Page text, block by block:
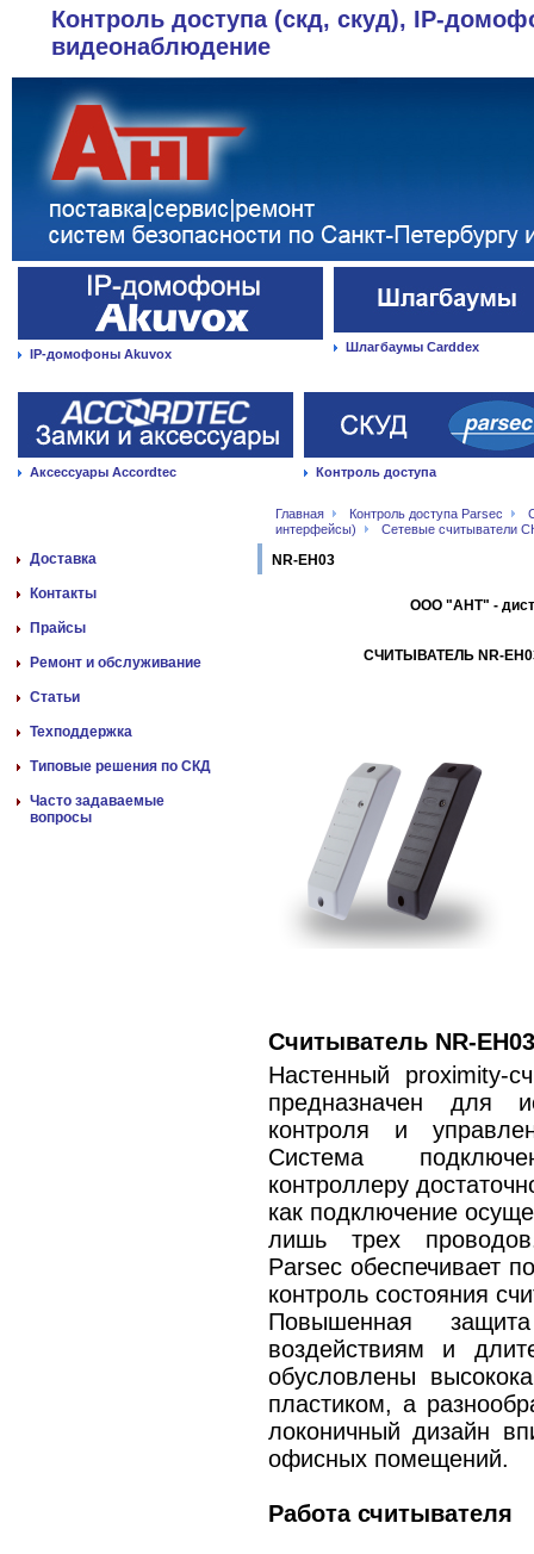
Контроль доступа (скд, скуд), IP-
видеонаблюдение
IP-домофоны Akuvox Шлагбаумы Carddex
Аксессуары Accordtec Контроль доступа
Главная Контроль доступа Parsec
интерфейсы)
Сетевые считыватели
Доставка
Контакты
Прайсы
Ремонт и обслуживание
Статьи
Техподдержка
Типовые решения по СКД
Часто задаваемые
вопросы
NR-EH03
ООО "АНТ" -
СЧИТЫВАТЕЛЬ NR-
Считыватель NR-
Настенный proximity-
предназначен для
контроля и
Система
контроллеру
как подключение
лишь трех
Parsec обеспечивает
контроль состояния
Повышенная
воздействиям и
обусловлены
пластиком, а
локоничный дизайн
офисных помещений.
Работа считывателя